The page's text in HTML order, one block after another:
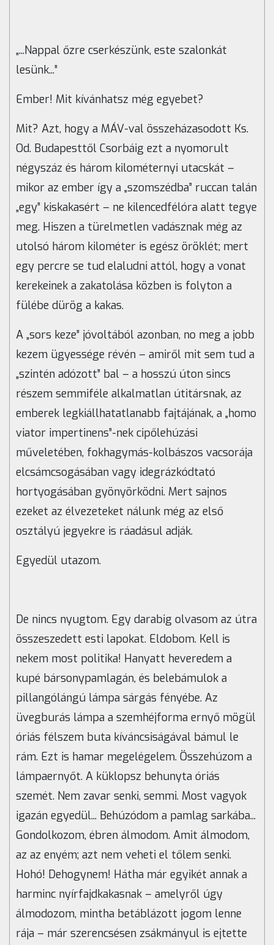
„...Nappal őzre cserkészünk, este szalonkát
lesünk...”
Ember! Mit kívánhatsz még egyebet?
Mit? Azt, hogy a MÁV-val összeházasodott Ks.
Od. Budapesttől Csorbáig ezt a nyomorult
négyszáz és három kilométernyi utacskát –
mikor az ember így a „szomszédba” ruccan talán
„egy” kiskakasért – ne kilencedfélóra alatt tegye
meg. Hiszen a türelmetlen vadásznak még az
utolsó három kilométer is egész öröklét; mert
egy percre se tud elaludni attól, hogy a vonat
kerekeinek a zakatolása közben is folyton a
fülébe dürög a kakas.
A „sors keze” jóvoltából azonban, no meg a jobb
kezem ügyessége révén – amiről mit sem tud a
„szintén adózott” bal – a hosszú úton sincs
részem semmiféle alkalmatlan útitársnak, az
emberek legkiállhatatlanabb fajtájának, a „homo
viator impertinens”-nek cipőlehúzási
műveletében, fokhagymás-kolbászos vacsorája
elcsámcsogásában vagy idegrázkódtató
hortyogásában gyönyörködni. Mert sajnos
ezeket az élvezeteket nálunk még az első
osztályú jegyekre is ráadásul adják.
Egyedül utazom.
De nincs nyugtom. Egy darabig olvasom az útra
összeszedett esti lapokat. Eldobom. Kell is
nekem most politika! Hanyatt heveredem a
kupé bársonypamlagán, és belebámulok a
pillangólángú lámpa sárgás fényébe. Az
üvegburás lámpa a szemhéjforma ernyő mögül
óriás félszem buta kíváncsiságával bámul le
rám. Ezt is hamar megelégelem. Összehúzom a
lámpaernyőt. A küklopsz behunyta óriás
szemét. Nem zavar senki, semmi. Most vagyok
igazán egyedül... Behúzódom a pamlag sarkába...
Gondolkozom, ébren álmodom. Amit álmodom,
az az enyém; azt nem veheti el tőlem senki.
Hohó! Dehogynem! Hátha már egyikét annak a
harminc nyírfajdkakasnak – amelyről úgy
álmodozom, mintha betáblázott jogom lenne
rája – már szerencsésen zsákmányul is ejtette